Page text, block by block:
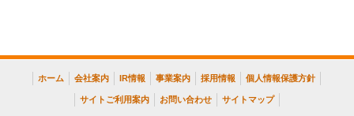
ホーム 会社案内 IR情報 事業案内 採用情報 個人情報保護方針
サイトご利用案内 お問い合わせ サイトマップ